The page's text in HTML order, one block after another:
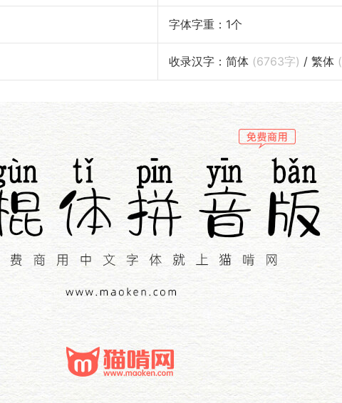
字体字重：1个
收录汉字：简体 (6763字) / 繁体 (